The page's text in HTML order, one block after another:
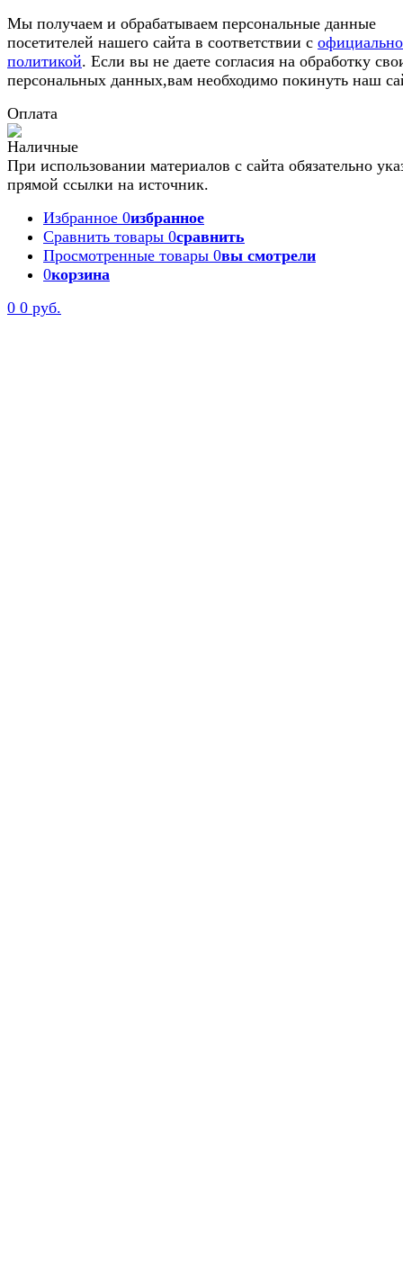
Мы получаем и обрабатываем персональные данные
посетителей нашего сайта в соответствии с
политикой. Если вы не даете согласия на обработку
персональных данных,вам необходимо покинуть наш
Оплата
При использовании материалов с сайта обязательно
прямой ссылки на источник.
Избранное 0избранное
Сравнить товары 0сравнить
Просмотренные товары 0вы смотрели
0корзина
0 0 руб.